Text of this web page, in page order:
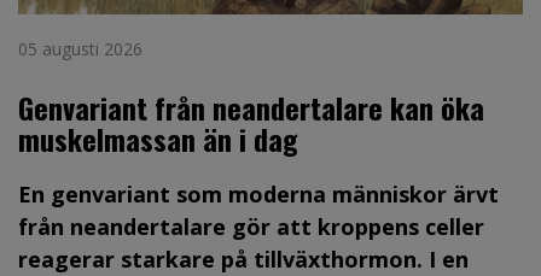
05 augusti 2026
Genvariant från neandertalare kan öka
muskelmassan än i dag
En genvariant som moderna människor ärvt
från neandertalare gör att kroppens celler
reagerar starkare på tillväxthormon. I en